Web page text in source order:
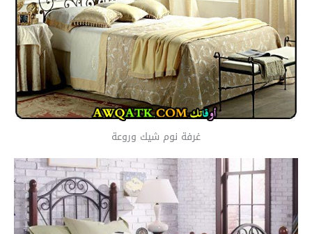
غرفة نوم شيك وروعة